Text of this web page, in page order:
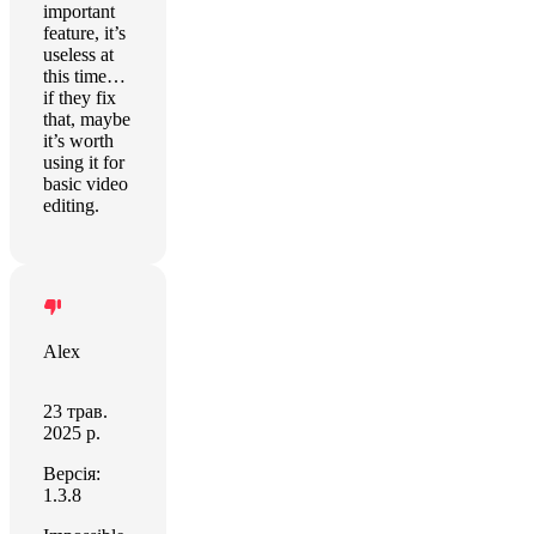
important
feature, it’s
useless at
this time…
if they fix
that, maybe
it’s worth
using it for
basic video
editing.
Alex
23 трав.
2025 р.
Версія:
1.3.8